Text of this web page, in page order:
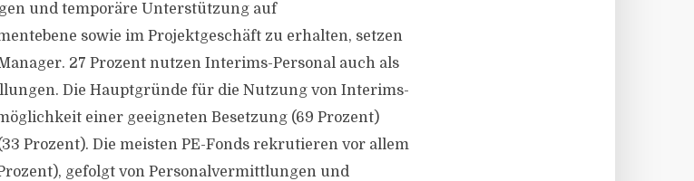
und temporäre Unterstützung auf
sowie im Projektgeschäft zu erhalten, setzen
27 Prozent nutzen Interims-Personal auch als
Die Hauptgründe für die Nutzung von Interims-
einer geeigneten Besetzung (69 Prozent)
Prozent). Die meisten PE-Fonds rekrutieren vor allem
gefolgt von Personalvermittlungen und